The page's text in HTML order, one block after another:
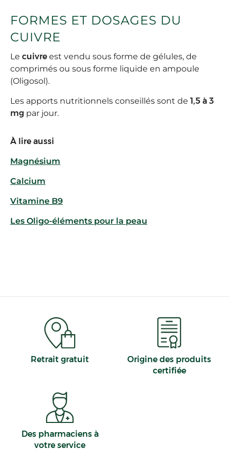
FORMES ET DOSAGES DU
CUIVRE
Le cuivre est vendu sous forme de gélules, de
comprimés ou sous forme liquide en ampoule
(Oligosol).
Les apports nutritionnels conseillés sont de 1,5 à 3
mg par jour.
À lire aussi
Magnésium
Calcium
Vitamine B9
Les Oligo-éléments pour la peau
Retrait gratuit
Origine des produits
certifiée
Des pharmaciens à
votre service